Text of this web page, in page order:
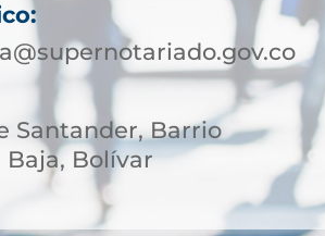
Santander, Barrio
Baja, Bolívar